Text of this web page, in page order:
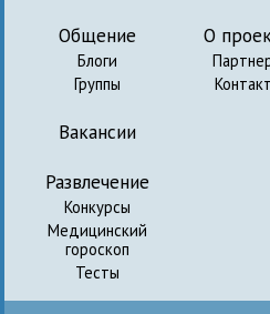
Общение
Блоги
Группы
Вакансии
Развлечение
Конкурсы
Медицинский
гороскоп
Тесты
О